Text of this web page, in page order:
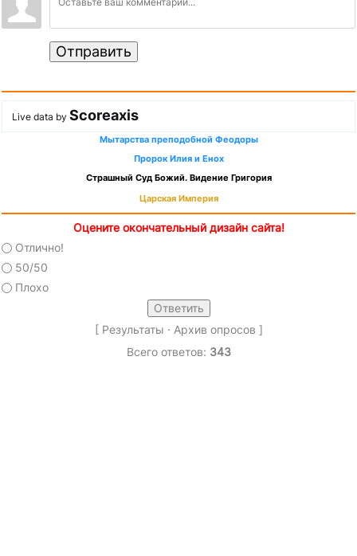
Отправить
Live data by Scoreaxis
Мытарства преподобной Феодоры
Пророк Илия и Енох
Страшный Суд Божий. Видение Григория
Царская Империя
Оцените окончательный дизайн сайта!
Отлично!
50/50
Плохо
[ Результаты · Архив опросов ]
Всего ответов: 343